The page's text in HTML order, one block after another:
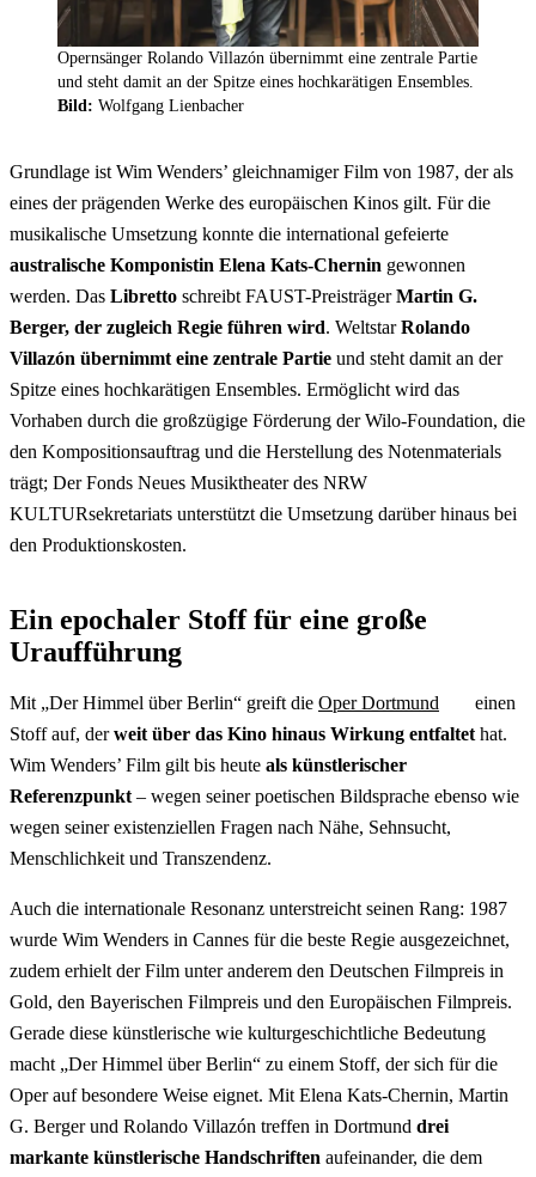
Opernsänger Rolando Villazón übernimmt eine zentrale Partie
und steht damit an der Spitze eines hochkarätigen Ensembles.
Bild: Wolfgang Lienbacher
Grundlage ist Wim Wenders’ gleichnamiger Film von 1987, der als
eines der prägenden Werke des europäischen Kinos gilt. Für die
musikalische Umsetzung konnte die international gefeierte
australische Komponistin Elena Kats-Chernin gewonnen
werden. Das Libretto schreibt FAUST-PreisträgerMartin G.
Berger, der zugleich Regie führen wird. WeltstarRolando
Villazón übernimmt eine zentrale Partie und steht damit an der
Spitze eines hochkarätigen Ensembles. Ermöglicht wird das
Vorhaben durch die großzügige Förderung der Wilo-Foundation, die
den Kompositionsauftrag und die Herstellung des Notenmaterials
trägt; Der Fonds Neues Musiktheater des NRW
KULTURsekretariats unterstützt die Umsetzung darüber hinaus bei
den Produktionskosten.
Ein epochaler Stoff für eine große
Uraufführung
Mit „Der Himmel über Berlin“ greift die Oper Dortmund
einen
Stoff auf, derweit über das Kino hinaus Wirkung entfaltet hat.
Wim Wenders’ Film gilt bis heute als künstlerischer
Referenzpunkt – wegen seiner poetischen Bildsprache ebenso wie
wegen seiner existenziellen Fragen nach Nähe, Sehnsucht,
Menschlichkeit und Transzendenz.
Auch die internationale Resonanz unterstreicht seinen Rang: 1987
wurde Wim Wenders in Cannes für die beste Regie ausgezeichnet,
zudem erhielt der Film unter anderem den Deutschen Filmpreis in
Gold, den Bayerischen Filmpreis und den Europäischen Filmpreis.
Gerade diese künstlerische wie kulturgeschichtliche Bedeutung
macht „Der Himmel über Berlin“ zu einem Stoff, der sich für die
Oper auf besondere Weise eignet. Mit Elena Kats-Chernin, Martin
G. Berger und Rolando Villazón treffen in Dortmund drei
markante künstlerische Handschriften aufeinander, die dem